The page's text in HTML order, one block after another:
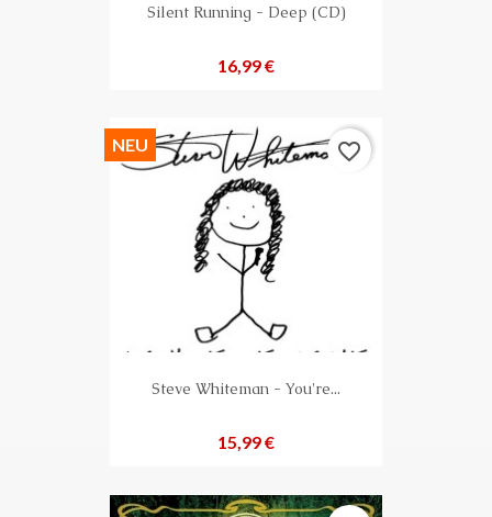
Silent Running - Deep (CD)
Preis
16,99 €
Steve Whiteman - You're...
Preis
15,99 €
NEU favorite_border